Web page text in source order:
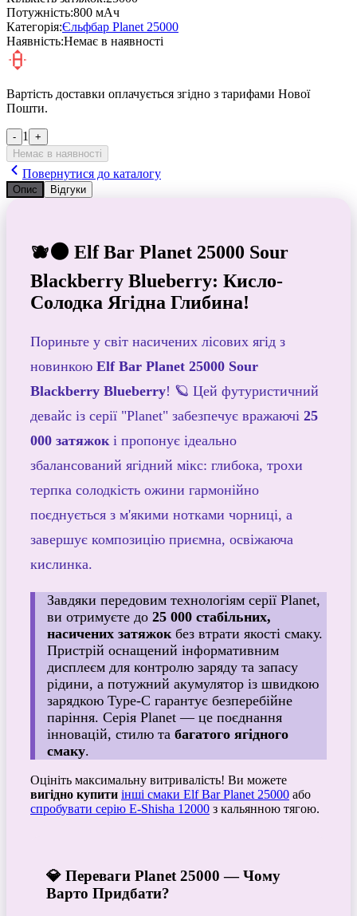
Потужність:800 мАч
Категорія:Єльфбар Planet 25000
Наявність:Немає в наявності
Вартість доставки оплачується згідно з тарифами Нової
Пошти.
- 1
+
Немає в наявності
Повернутися до каталогу
Опис Відгуки
🫐🌑 Elf Bar Planet 25000 Sour
Blackberry Blueberry: Кисло-
Солодка Ягідна Глибина!
Пориньте у світ насичених лісових ягід з
новинкою Elf Bar Planet 25000 Sour
Blackberry Blueberry! 🪐 Цей футуристичний
девайс із серії "Planet" забезпечує вражаючі 25
000 затяжокі пропонує ідеально
збалансований ягідний мікс: глибока, трохи
терпка солодкість ожини гармонійно
поєднується з м'якими нотками чорниці, а
завершує композицію приємна, освіжаюча
кислинка.
Завдяки передовим технологіям серії Planet,
ви отримуєте до 25 000 стабільних,
насичених затяжок без втрати якості смаку.
Пристрій оснащений інформативним
дисплеєм для контролю заряду та запасу
рідини, а потужний акумулятор із швидкою
зарядкою Type-C гарантує безперебійне
паріння. Серія Planet — це поєднання
інновацій, стилю та багатого ягідного
смаку.
Оцініть максимальну витривалість! Ви можете
вигідно купити інші смаки Elf Bar Planet 25000 або
спробувати серію E-Shisha 12000 з кальянною тягою.
💎 Переваги Planet 25000 — Чому
Варто Придбати?